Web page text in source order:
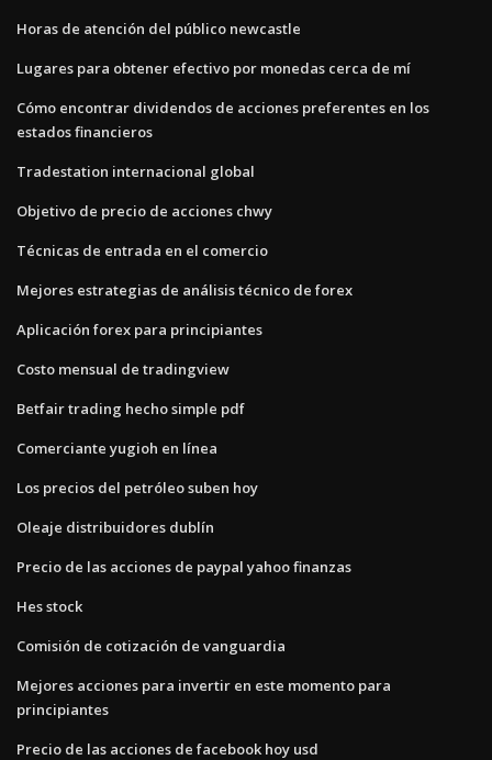
Horas de atención del público newcastle
Lugares para obtener efectivo por monedas cerca de mí
Cómo encontrar dividendos de acciones preferentes en los
estados financieros
Tradestation internacional global
Objetivo de precio de acciones chwy
Técnicas de entrada en el comercio
Mejores estrategias de análisis técnico de forex
Aplicación forex para principiantes
Costo mensual de tradingview
Betfair trading hecho simple pdf
Comerciante yugioh en línea
Los precios del petróleo suben hoy
Oleaje distribuidores dublín
Precio de las acciones de paypal yahoo finanzas
Hes stock
Comisión de cotización de vanguardia
Mejores acciones para invertir en este momento para
principiantes
Precio de las acciones de facebook hoy usd